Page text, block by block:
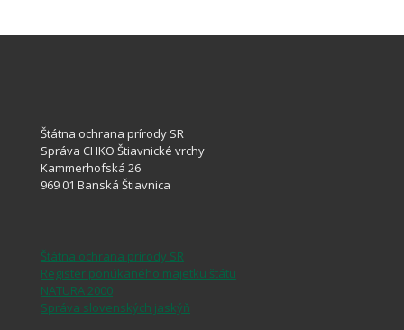
Štátna ochrana prírody SR
Správa CHKO Štiavnické vrchy
Kammerhofská 26
969 01 Banská Štiavnica
Štátna ochrana prírody SR
Register ponúkaného majetku štátu
NATURA 2000
Správa slovenských jaskýň